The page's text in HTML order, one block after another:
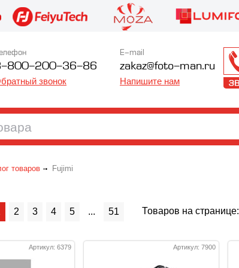
800-200-36-86
звонок
E-mail
zakaz@foto-man.ru
Напишите нам
товаров Fujimi
2 3 4 5 ... 51 Товаров на странице:
Артикул: 6379 Артикул: 7900